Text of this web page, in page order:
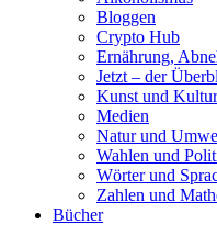
Bloggen
Crypto Hub
Ernährung,
Jetzt – der
Kunst und Kultur
Medien
Natur und
Wahlen und
Wörter und
Zahlen und
Bücher